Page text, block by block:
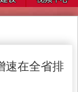
速在全省排